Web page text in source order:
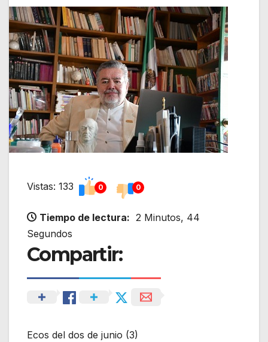
Vistas: 133 0 0
Tiempo de lectura: 2 Minutos, 44
Segundos
Compartir:
Ecos del dos de junio (3)